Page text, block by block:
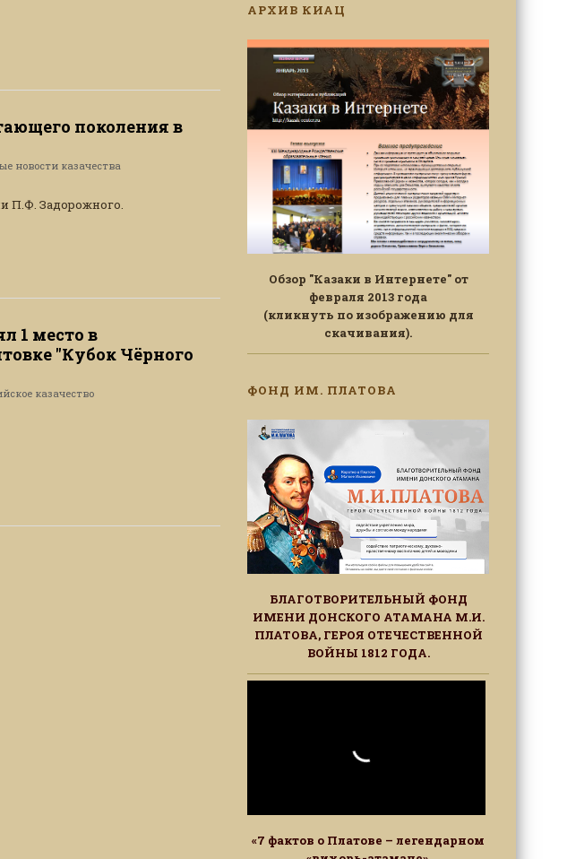
поколения в
новости казачества
П.Ф. Задорожного.
1 место в
"Кубок Чёрного
казачество
АРХИВ КИАЦ
Обзор "Казаки в Интернете" от
февраля 2013 года
(кликнуть по изображению для
скачивания).
ФОНД ИМ. ПЛАТОВА
БЛАГОТВОРИТЕЛЬНЫЙ ФОНД
ИМЕНИ ДОНСКОГО АТАМАНА М.И.
ПЛАТОВА, ГЕРОЯ ОТЕЧЕСТВЕННОЙ
ВОЙНЫ 1812 ГОДА.
«7 фактов о Платове – легендарном